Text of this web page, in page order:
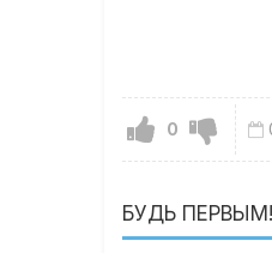
0
БУДЬ ПЕРВЫМ!